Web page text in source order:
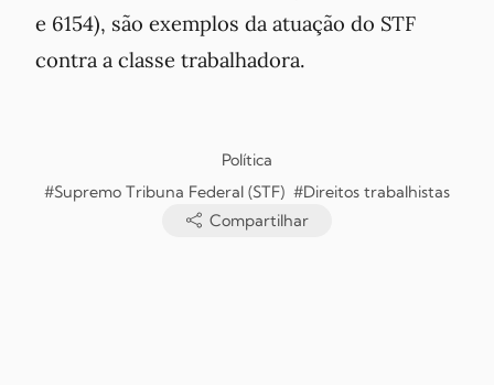
e 6154), são exemplos da atuação do STF
contra a classe trabalhadora.
Política
#Supremo Tribuna Federal (STF) #Direitos trabalhistas
Compartilhar